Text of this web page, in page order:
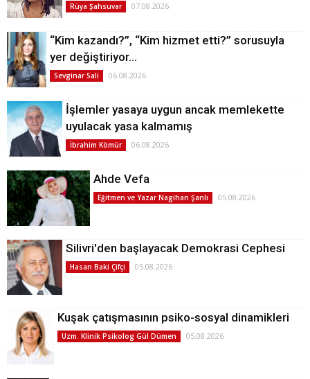
Rüya Şahsuvar 07.08.2026
“Kim kazandı?”, “Kim hizmet etti?” sorusuyla
yer değiştiriyor…
Sevginar Sali 06.08.2026
İşlemler yasaya uygun ancak memlekette
uyulacak yasa kalmamış
İbrahim Kömür 06.08.2026
Ahde Vefa
Eğitmen ve Yazar Nagihan Şanlı 05.08.2026
Silivri'den başlayacak Demokrasi Cephesi
Hasan Baki Çifçi 05.08.2026
Kuşak çatışmasının psiko-sosyal dinamikleri
Uzm. Klinik Psikolog Gül Dümen 05.08.2026